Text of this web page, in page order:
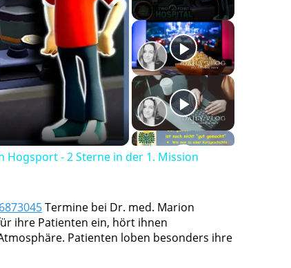
Hogsport - 2 Sterne in der 1. Mission
Termine bei Dr. med. Marion
ihre Patienten ein, hört ihnen
Patienten loben besonders ihre